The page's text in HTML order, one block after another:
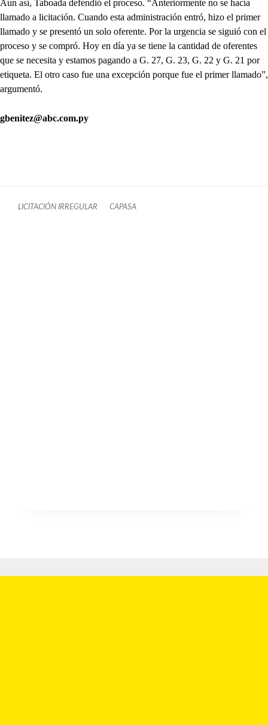
Aun así, Taboada defendió el proceso. “Anteriormente no se hacía
llamado a licitación. Cuando esta administración entró, hizo el primer
llamado y se presentó un solo oferente. Por la urgencia se siguió con el
proceso y se compró. Hoy en día ya se tiene la cantidad de oferentes
que se necesita y estamos pagando a G. 27, G. 23, G. 22 y G. 21 por
etiqueta. El otro caso fue una excepción porque fue el primer llamado”,
argumentó.
gbenitez@abc.com.py
LICITACIÓN IRREGULAR CAPASA